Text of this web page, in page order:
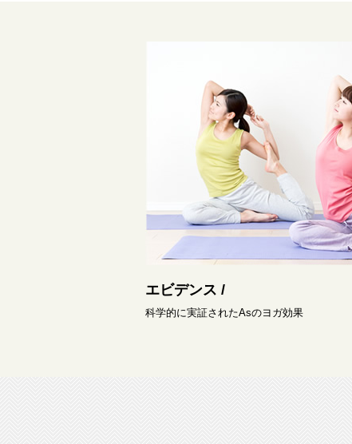
エビデンス /
科学的に実証されたAsのヨガ効果